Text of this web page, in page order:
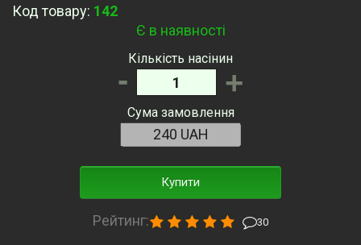
Код товару: 142
Є в наявності
Кількість насінин
- +
Сума замовлення
Купити
Рейтинг: 30